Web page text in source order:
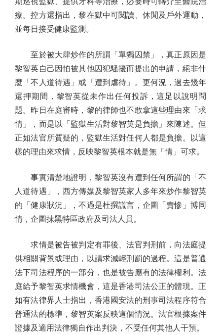
療。控方還指出，黎在獄中可閱讀、休閒及戶外運動，
並每日接受健康監測。
至於被大肆炒作的所謂「單獨囚禁」，真正原因是
黎智英自己因怕被其他囚犯騷擾而提出的申請，絕非什
麼「不人道待遇」或「遭到虐待」。更何況，過去幾年
還押期間，黎智英從未作出任何投訴，這足以說明問
題。昨日在庭審時，黎的律師也不敢拿這些理由來「求
情」，而是以「監獄生活對黎智英是負擔」來陳述。但
正如法官所質疑的，監獄生活對任何人都是負擔。以這
樣的理由來求情，反映黎智英根本就是無「情」可求。
事實清楚地證明，黎智英沒有遭到任何所謂的「不
人道待遇」，西方傳媒及黎智英家人多年來炒作黎智英
的「健康狀況」，不過是杜撰謊言，企圖「賣慘」博同
情，企圖抹黑特區政府及司法人員。
求情是被告被判定有罪後、法官判刑前，向法庭提
供相關背景或理由，以請求減輕刑罰的過程。這是普通
法下司法程序的一部分，也是被告應有的法律權利。法
庭給予黎智英求情機會，這是香港司法公正的體現。正
如有法律界人士指出，香港國安法的刑事司法程序符合
普通法的標準，黎智英案反映這個情況。法官根據案件
證據及適用法律獨自作出判決，不受任何其他人干預。